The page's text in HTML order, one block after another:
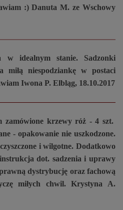
:) Danuta M. ze Wschowy
w idealnym stanie. Sadzonki
miłą niespodziankę w postaci
Iwona P. Elbląg, 18.10.2017
zamówione krzewy róż - 4 szt.
- opakowanie nie uszkodzone.
i wilgotne. Dodatkowo
dot. sadzenia i uprawy
dystrybucję oraz fachową
miłych chwil. Krystyna A.